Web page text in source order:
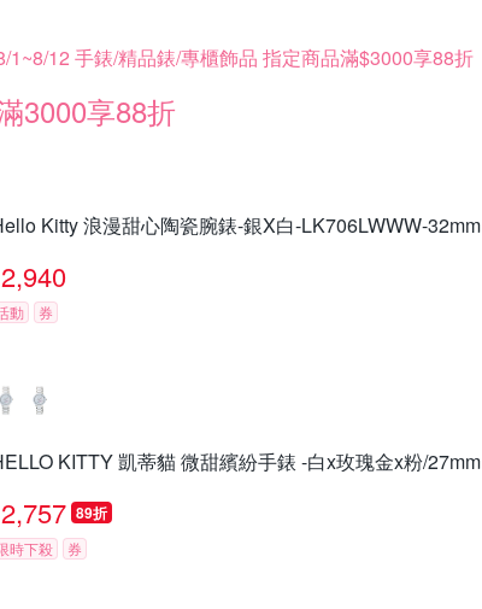
1~8/12 手錶/精品錶/專櫃飾品 指定商品滿$3000享88折
3000享88折
Kitty 浪漫甜心陶瓷腕錶-銀X白-LK706LWWW-32mm
2,940
動 券
KITTY 凱蒂貓 微甜繽紛手錶 -白x玫瑰金x粉/27mm
2,757 89折
時下殺 券